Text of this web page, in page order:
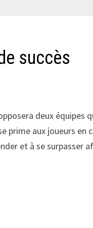
succès
deux équipes
prime aux joueurs en
et à se surpasser